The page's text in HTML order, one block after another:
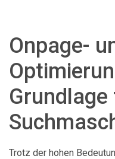
Onpage-
Trotz der hohen